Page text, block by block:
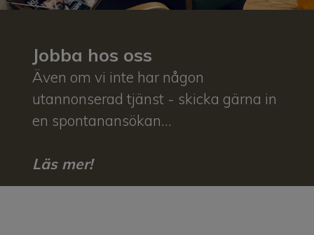
Jobba hos oss
Även om vi inte har någon
utannonserad tjänst - skicka gärna in
en spontanansökan...
Läs mer!